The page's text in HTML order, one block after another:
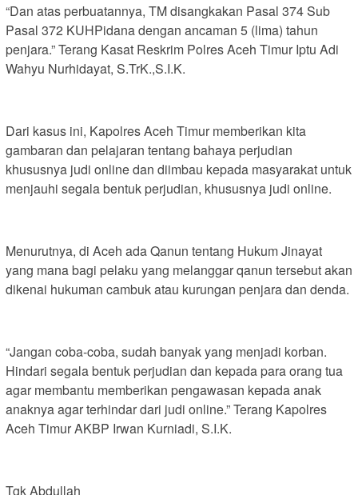
“Dan atas perbuatannya, TM disangkakan Pasal 374 Sub
Pasal 372 KUHPidana dengan ancaman 5 (lima) tahun
penjara.” Terang Kasat Reskrim Polres Aceh Timur Iptu Adi
Wahyu Nurhidayat, S.TrK.,S.I.K.
Dari kasus ini, Kapolres Aceh Timur memberikan kita
gambaran dan pelajaran tentang bahaya perjudian
khususnya judi online dan diimbau kepada masyarakat untuk
menjauhi segala bentuk perjudian, khususnya judi online.
Menurutnya, di Aceh ada Qanun tentang Hukum Jinayat
yang mana bagi pelaku yang melanggar qanun tersebut akan
dikenai hukuman cambuk atau kurungan penjara dan denda.
“Jangan coba-coba, sudah banyak yang menjadi korban.
Hindari segala bentuk perjudian dan kepada para orang tua
agar membantu memberikan pengawasan kepada anak
anaknya agar terhindar dari judi online.” Terang Kapolres
Aceh Timur AKBP Irwan Kurniadi, S.I.K.
Tgk Abdullah